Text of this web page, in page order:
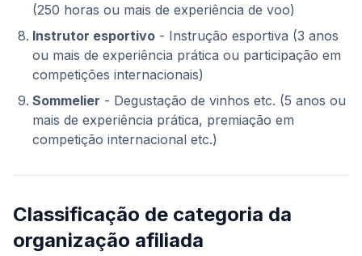
(250 horas ou mais de experiência de voo)
Instrutor esportivo - Instrução esportiva (3 anos
ou mais de experiência prática ou participação em
competições internacionais)
Sommelier - Degustação de vinhos etc. (5 anos ou
mais de experiência prática, premiação em
competição internacional etc.)
Classificação de categoria da
organização afiliada